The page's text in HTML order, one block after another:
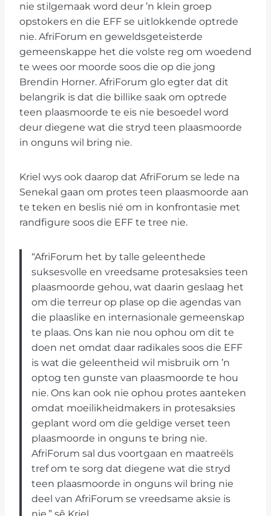
nie stilgemaak word deur ’n klein groep
opstokers en die EFF se uitlokkende optrede
nie. AfriForum en geweldsgeteisterde
gemeenskappe het die volste reg om woedend
te wees oor moorde soos die op die jong
Brendin Horner. AfriForum glo egter dat dit
belangrik is dat die billike saak om optrede
teen plaasmoorde te eis nie besoedel word
deur diegene wat die stryd teen plaasmoorde
in onguns wil bring nie.
Kriel wys ook daarop dat AfriForum se lede na
Senekal gaan om protes teen plaasmoorde aan
te teken en beslis nié om in konfrontasie met
randfigure soos die EFF te tree nie.
“AfriForum het by talle geleenthede
suksesvolle en vreedsame protesaksies teen
plaasmoorde gehou, wat daarin geslaag het
om die terreur op plase op die agendas van
die plaaslike en internasionale gemeenskap
te plaas. Ons kan nie nou ophou om dit te
doen net omdat daar radikales soos die EFF
is wat die geleentheid wil misbruik om ’n
optog ten gunste van plaasmoorde te hou
nie. Ons kan ook nie ophou protes aanteken
omdat moeilikheidmakers in protesaksies
geplant word om die geldige verset teen
plaasmoorde in onguns te bring nie.
AfriForum sal dus voortgaan en maatreëls
tref om te sorg dat diegene wat die stryd
teen plaasmoorde in onguns wil bring nie
deel van AfriForum se vreedsame aksie is